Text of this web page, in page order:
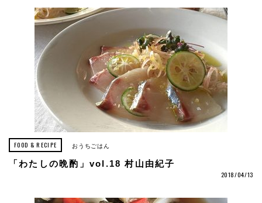
FOOD & RECIPE おうちごはん
「わたしの晩酌」vol.18 村山由紀子
2018/04/13